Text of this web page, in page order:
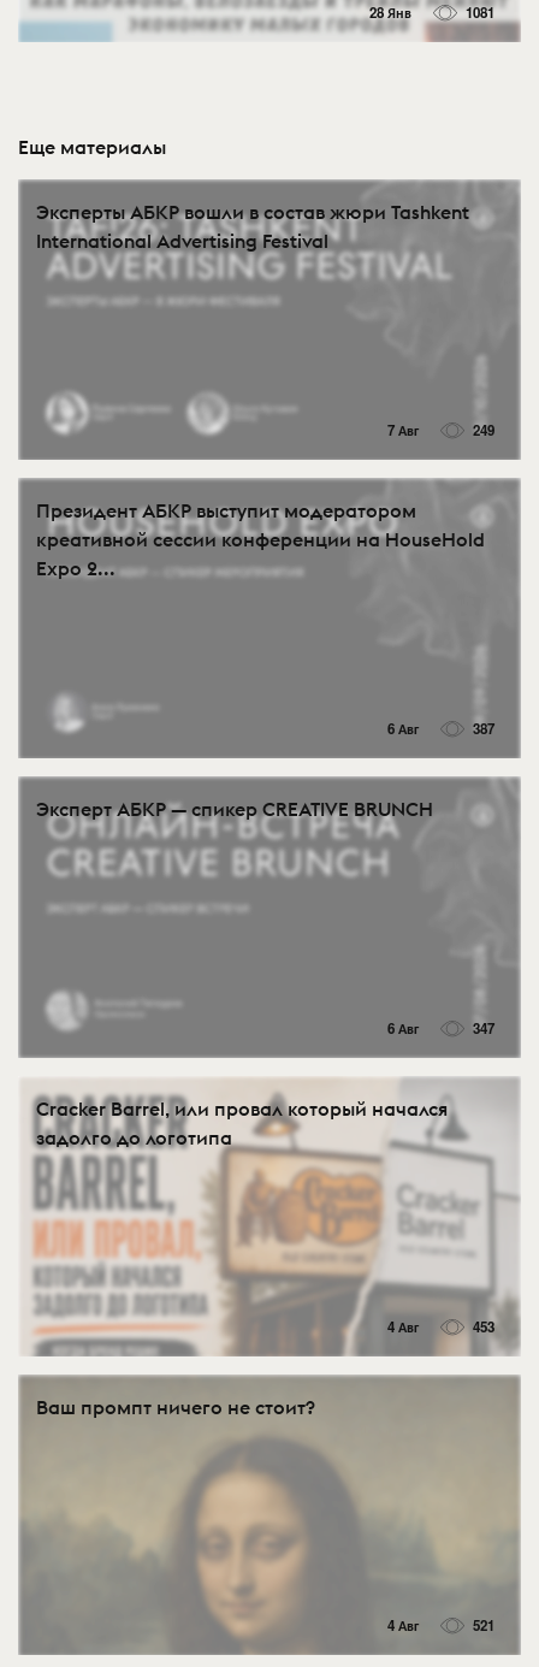
28 Янв 1081
Еще материалы
Эксперты АБКР вошли в состав жюри Tashkent
International Advertising Festival
7 Авг 249
Президент АБКР выступит модератором
креативной сессии конференции на HouseHold
Expo 2...
6 Авг 387
Эксперт АБКР — спикер CREATIVE BRUNCH
6 Авг 347
Cracker Barrel, или провал который начался
задолго до логотипа
4 Авг 453
Ваш промпт ничего не стоит?
4 Авг 521